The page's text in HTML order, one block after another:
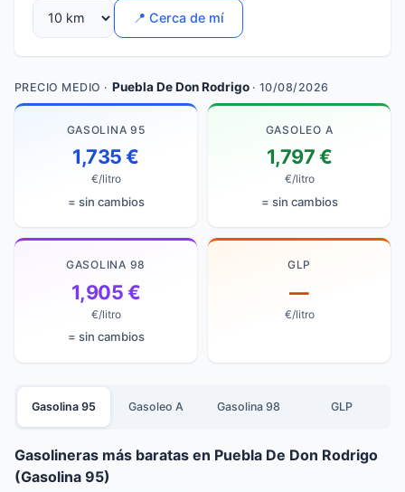
📍 Cerca de mí
PRECIO MEDIO · Puebla De Don Rodrigo· 10/08/2026
GASOLINA 95
1,735 €
€/litro
= sin cambios
GASOLEO A
1,797 €
€/litro
= sin cambios
GASOLINA 98
1,905 €
€/litro
= sin cambios
GLP
—
€/litro
Gasolina 95 Gasoleo A Gasolina 98 GLP
Gasolineras más baratas en Puebla De Don Rodrigo
(Gasolina 95)